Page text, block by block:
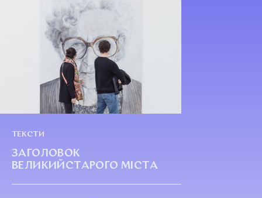
ТЕКСТИ
ЗАГОЛОВОК
ВЕЛИКИЙСТАРОГО МІСТА